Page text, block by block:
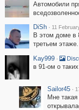
Автомобили
DiSh · 11
В этом доме в
третьем этаже.
Kay999 ·
в 91-ом о
Sailor45 ·
Мне